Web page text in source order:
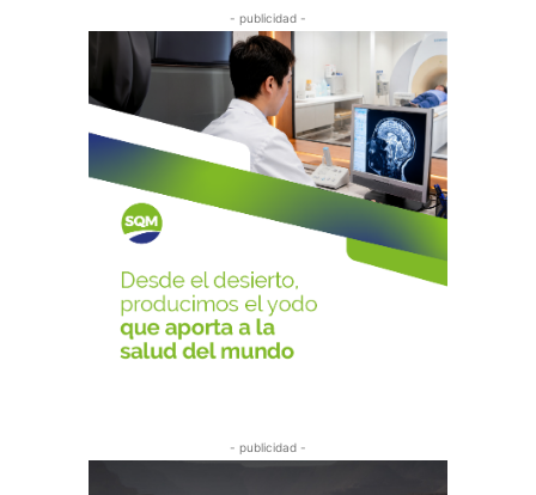
- publicidad -
- publicidad -